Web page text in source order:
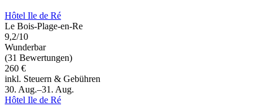
Hôtel Ile de Ré
Le Bois-Plage-en-Re
9,2/10
Wunderbar
(31 Bewertungen)
260 €
inkl. Steuern & Gebühren
30. Aug.–31. Aug.
Hôtel Ile de Ré